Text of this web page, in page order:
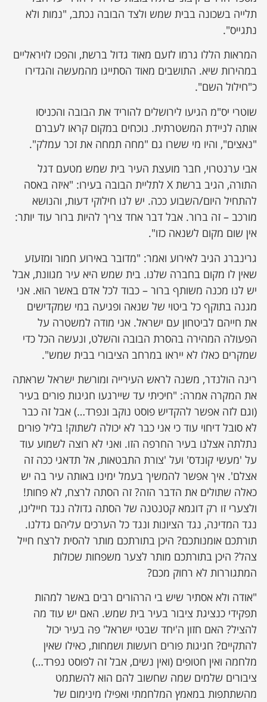
תלייה בשכונה בבית שמש ולצד הבובה נכתב, "נמות ולא
נתגייס".
המראות הללו גרמו לזעם מאוד גדול ברשת, והפכו לויראליים
במהירות שיא. התושבים מאוד הסתייגו מהמעשה והגדירו
כ"חילול השם".
שוטרי יס"מ הגיעו לירושלים להוריד את הבובה והכניסו
אותה לניידת המשטרתית. נוכחים במקום קראו לעברם
"נאצים", והיו מי ששרו גם "מחה תמחה את זכר עמלק".
אבי ערנטרוי, חבר מועצת העיר בית שמש מטעם דגל
התורה, הגיב ברשת X לתליית הבובה בעירו: "איזה באסה
להתחיל היום/השבוע ככה. יש לנו חילוקי דעות, והנושא
מורכב – זה ברור. אבל דבר אחד צריך להיות ברור עוד יותר:
אין שום מקום לשנאה כזו".
גרינברג הגיב לאירוע ואמר: "מדובר באירוע חמור ומזעזע
שאין לו מקום בחברה שלנו. בית שמש היא עיר מגוונת, אבל
יש לנו מכנה משותף ברור – כבוד לכל אדם באשר הוא. אני
מגנה בתוקף כל ביטוי של שנאה ופגיעה במי שמקדישים
את חייהם לביטחון עם ישראל. אני מודה למשטרה על
הפעולה המהירה בהסרת הבובה והשלט, ונעשה הכל כדי
שמקרים כאלו לא ייראו במרחב הציבורי בבית שמש".
רינה הולנדר, משנה לראש העירייה ומורשת ישראל שראתה
את המקרה אמרה: "חיכיתי עד שיירגעו חגיגות פורים בעיר
(וגם לזה אפשר להקדיש פוסט נוקב ונפרד…) אבל זה כבר
לא סובל דיחוי עוד כי אני כבר לא יכולה לשתוק! בליל פורים
נתלתה אצלנו בעיר החרפה הזו. ואני לא רוצה לשמוע עוד
על 'מעשי קונדס' ועל 'צורת התבטאות, אל תדאגי ככה זה
אצלם'. איך אפשר להמשיך בעמל ימינו באותה עיר בה יש
כאלה שתולים את הדבר הזה? זה הסתה לרצח, לא פחות!
ולצערי זו רק דוגמא קטנטנה של הסתה גדולה נגד חיילינו,
נגד המדינה, נגד הציונות ונגד כל הערכים עליהם גדלנו.
תורתכם אומנותכם? היכן בתורתכם מותר להסית לרצח חייל
צהל? היכן בתורתכם מותר לצער משפחות שכולות
המתגוררות לא רחוק מכם?
"אודה ולא אסתיר שיש בי הרהורים רבים באשר למהות
תפקידי כנציגת ציבור בעיר בית שמש. האם יש עוד מה
להציל? האם חזון ה'יחד שבטי ישראל' פה בעיר יכול
להתקיים? חגיגות פורים רועשות ושמחות, כאילו שאין
מלחמה ואין חטופים (ואין נשים, אבל זה לפוסט נפרד…)
ציבורים שלמים שמה שחשוב להם הוא להשתמט
מהשתתפות במאמץ המלחמתי ואפילו מינימום של